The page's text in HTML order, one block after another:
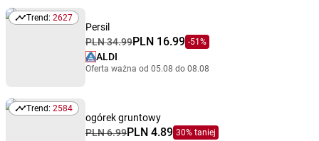
Trend: 2627
Trend: 2627
Persil
PLN 34.99PLN 16.99 -51%
ALDI
Oferta ważna od 05.08 do 08.08
Trend: 2584
Trend: 2584
ogórek gruntowy
PLN 6.99PLN 4.89 30% taniej